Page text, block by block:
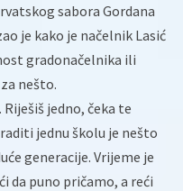
sabora Gordana
je kako je načelnik Lasić
gradonačelnika ili
nešto.
jedno, čeka te
jednu školu je nešto
generacije. Vrijeme je
da puno pričamo, a reći